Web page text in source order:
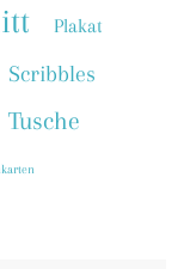
Plakat
Scribbles
Tusche